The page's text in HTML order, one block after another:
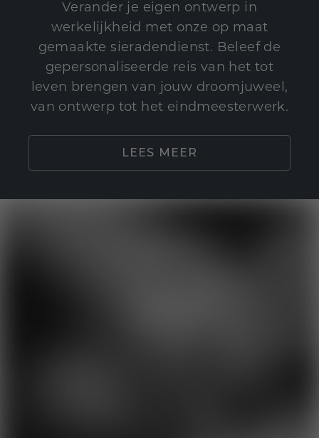
Verander je eigen ontwerp in
werkelijkheid met onze op maat
gemaakte sieradendienst. Beleef de
gepersonaliseerde reis van het tot
leven brengen van jouw droomjuweel,
van ontwerp tot het eindmeesterwerk.
LEES MEER